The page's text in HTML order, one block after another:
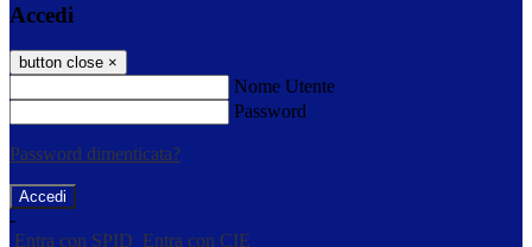
Accedi
button close ×
Nome Utente
Password
Password dimenticata?
-
Entra con SPID Entra con CIE